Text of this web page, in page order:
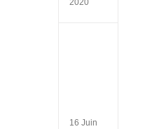
2020
16 Juin